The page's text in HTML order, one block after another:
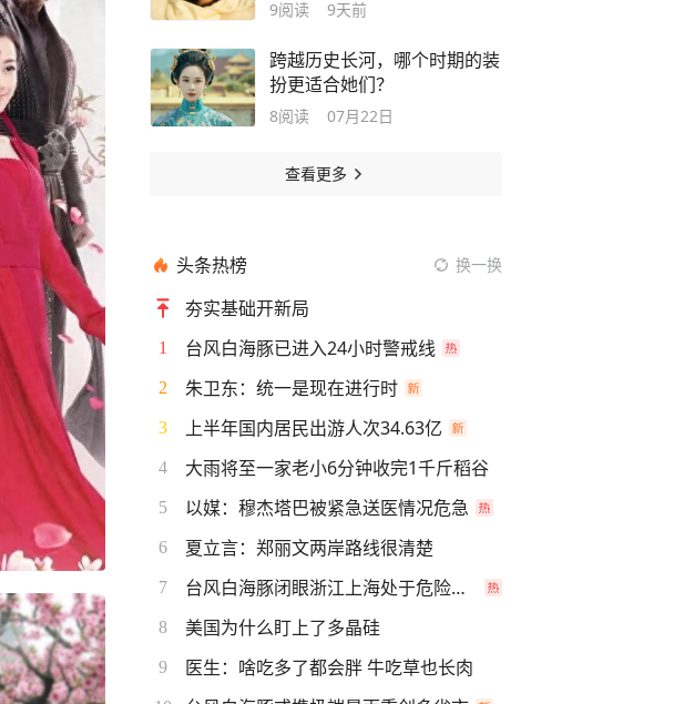
9阅读 9天前
跨越历史长河，哪个时期的装
扮更适合她们？
8阅读 07月22日
查看更多
头条热榜 换一换
夯实基础开新局
1 台风白海豚已进入24小时警戒线
2 朱卫东：统一是现在进行时
3 上半年国内居民出游人次34.63亿
4 大雨将至一家老小6分钟收完1千斤稻谷
5 以媒：穆杰塔巴被紧急送医情况危急
6 夏立言：郑丽文两岸路线很清楚
7 台风白海豚闭眼浙江上海处于危险半圆
8 美国为什么盯上了多晶硅
9 医生：啥吃多了都会胖 牛吃草也长肉